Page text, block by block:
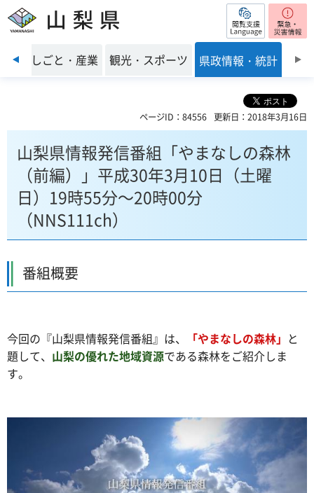
山梨県 閲覧支援
前のスライドを表示
境 しごと・産業 観光・スポーツ 県政情報・統計
ページID：84556 更新日：2018年3月16日
山梨県情報発信番組「やまなしの森林
（前編）」平成30年3月10日（土曜
日）19時55分～20時00分
（NNS111ch）
番組概要
今回の『山梨県情報発信番組』は、 「やまなしの森林」 と
題して、 山梨の優れた地域資源である森林をご紹介しま
す。